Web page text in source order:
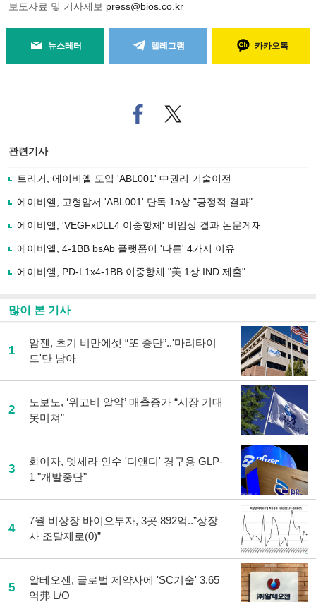
보도자료 및 기사제보 press@bios.co.kr
뉴스레터 텔레그램 카카오톡
페
이
로
사
유
기
트위
터로
관련기사
트리거, 에이비엘 도입 'ABL001' 中권리 기술이전
에이비엘, 고형암서 'ABL001' 단독 1a상 "긍정적 결과"
에이비엘, 'VEGFxDLL4 이중항체' 비임상 결과 논문게재
에이비엘, 4-1BB bsAb 플랫폼이 '다른' 4가지 이유
에이비엘, PD-L1x4-1BB 이중항체 "美 1상 IND 제출"
많이 본 기사
1
암젠, 초기 비만에셋 “또 중단”..'마리타이
드'만 남아
2
노보노, ‘위고비 알약’ 매출증가 “시장 기대
못미쳐”
3
화이자, 멧세라 인수 '디앤디' 경구용 GLP-
1 "개발중단"
4
7월 비상장 바이오투자, 3곳 892억..”상장
사 조달제로(0)”
5
알테오젠, 글로벌 제약사에 'SC기술' 3.65
억弗 L/O